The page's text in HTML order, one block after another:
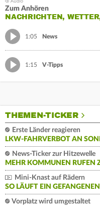
Zum Anhören
NACHRICHTEN,
1:05 News
1:15 V-Tipps
THEMEN-TICKER
Erste Länder reagieren
LKW-FAHRVERBOT AN
News-Ticker zur Hitzewelle
MEHR KOMMUNEN RUFEN
Mini-Knast auf Rädern
SO LÄUFT EIN
Vorplatz wird umgestaltet